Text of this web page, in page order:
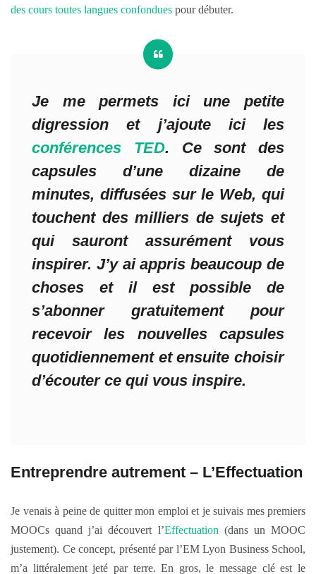
des cours toutes langues confondues pour débuter.
Je me permets ici une petite
digression et j’ajoute ici les
conférences TED. Ce sont des
capsules d’une dizaine de
minutes, diffusées sur le Web, qui
touchent des milliers de sujets et
qui sauront assurément vous
inspirer. J’y ai appris beaucoup de
choses et il est possible de
s’abonner gratuitement pour
recevoir les nouvelles capsules
quotidiennement et ensuite choisir
d’écouter ce qui vous inspire.
Entreprendre autrement – L’Effectuation
Je venais à peine de quitter mon emploi et je suivais mes premiers
MOOCs quand j’ai découvert l’Effectuation (dans un MOOC
justement). Ce concept, présenté par l’EM Lyon Business School,
m’a littéralement jeté par terre. En gros, le message clé est le